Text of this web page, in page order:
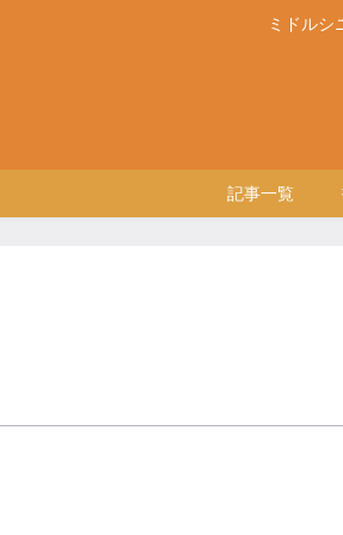
ミドルシ
記事一覧